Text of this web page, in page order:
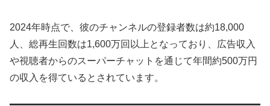
2024年時点で、彼のチャンネルの登録者数は約18,000
人、総再生回数は1,600万回以上となっており、広告収入
や視聴者からのスーパーチャットを通じて年間約500万円
の収入を得ているとされています。